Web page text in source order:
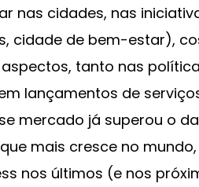
nas cidades, nas
cidade de bem-estar),
tanto nas
lançamentos de
mercado já superou o
mais cresce no
nos últimos (e nos